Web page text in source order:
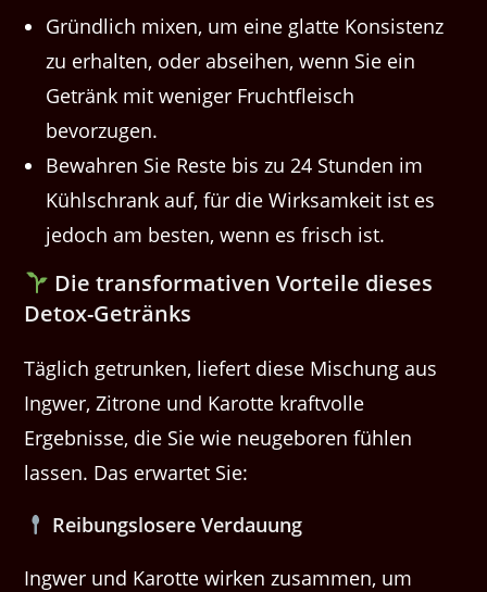
Gründlich mixen, um eine glatte Konsistenz
zu erhalten, oder abseihen, wenn Sie ein
Getränk mit weniger Fruchtfleisch
bevorzugen.
Bewahren Sie Reste bis zu 24 Stunden im
Kühlschrank auf, für die Wirksamkeit ist es
jedoch am besten, wenn es frisch ist.
Die transformativen Vorteile dieses
Detox-Getränks
Täglich getrunken, liefert diese Mischung aus
Ingwer, Zitrone und Karotte kraftvolle
Ergebnisse, die Sie wie neugeboren fühlen
lassen. Das erwartet Sie:
Reibungslosere Verdauung
Ingwer und Karotte wirken zusammen, um